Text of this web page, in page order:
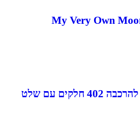
מכונית מירוץ שחורה להרכבה 402 חלקים עם שלט